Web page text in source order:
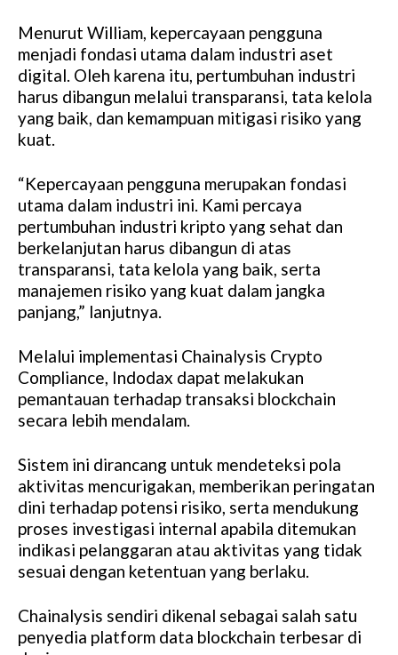
Menurut William, kepercayaan pengguna
menjadi fondasi utama dalam industri aset
digital. Oleh karena itu, pertumbuhan industri
harus dibangun melalui transparansi, tata kelola
yang baik, dan kemampuan mitigasi risiko yang
kuat.
“Kepercayaan pengguna merupakan fondasi
utama dalam industri ini. Kami percaya
pertumbuhan industri kripto yang sehat dan
berkelanjutan harus dibangun di atas
transparansi, tata kelola yang baik, serta
manajemen risiko yang kuat dalam jangka
panjang,” lanjutnya.
Melalui implementasi Chainalysis Crypto
Compliance, Indodax dapat melakukan
pemantauan terhadap transaksi blockchain
secara lebih mendalam.
Sistem ini dirancang untuk mendeteksi pola
aktivitas mencurigakan, memberikan peringatan
dini terhadap potensi risiko, serta mendukung
proses investigasi internal apabila ditemukan
indikasi pelanggaran atau aktivitas yang tidak
sesuai dengan ketentuan yang berlaku.
Chainalysis sendiri dikenal sebagai salah satu
penyedia platform data blockchain terbesar di